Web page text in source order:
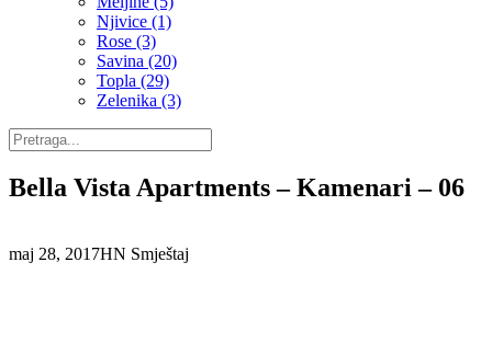
Njivice (1)
Rose (3)
Savina (20)
Topla (29)
Zelenika (3)
Bella Vista Apartments – Kamenari – 06
maj 28, 2017HN Smještaj